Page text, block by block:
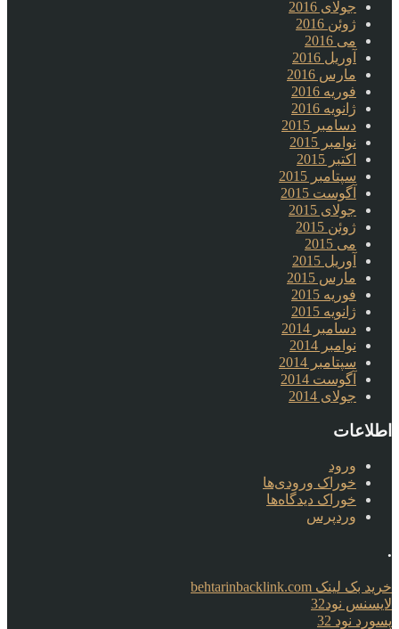
جولای 2016
ژوئن 2016
می 2016
آوریل 2016
مارس 2016
فوریه 2016
ژانویه 2016
دسامبر 2015
نوامبر 2015
اکتبر 2015
سپتامبر 2015
آگوست 2015
جولای 2015
ژوئن 2015
می 2015
آوریل 2015
مارس 2015
فوریه 2015
ژانویه 2015
دسامبر 2014
نوامبر 2014
سپتامبر 2014
آگوست 2014
جولای 2014
اطلاعات
ورود
خوراک ورودی‌ها
خوراک دیدگاه‌ها
وردپرس
.
خرید بک لینک behtarinbacklink.com
لایسنس نود32
پسورد نود 32